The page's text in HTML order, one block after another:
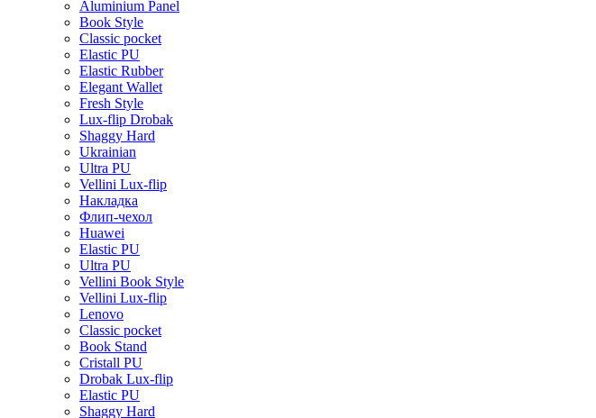
Aluminium Panel
Book Style
Classic pocket
Elastic PU
Elastic Rubber
Elegant Wallet
Fresh Style
Lux-flip Drobak
Shaggy Hard
Ukrainian
Ultra PU
Vellini Lux-flip
Накладка
Флип-чехол
Huawei
Elastic PU
Ultra PU
Vellini Book Style
Vellini Lux-flip
Lenovo
Classic pocket
Book Stand
Cristall PU
Drobak Lux-flip
Elastic PU
Shaggy Hard